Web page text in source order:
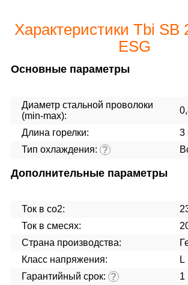
Характеристики Tbi SB
ESG
Основные параметры
Диаметр стальной проволоки
(min-max):
Длина горелки:
3
Тип охлаждения: ?
Дополнительные параметры
Ток в co2:
Ток в смесях:
Страна производства:
Класс напряжения:
L
Гарантийный срок: ?
1